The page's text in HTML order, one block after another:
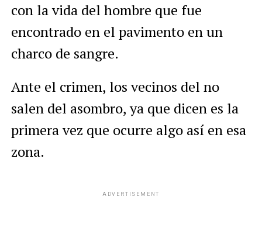
con la vida del hombre que fue
encontrado en el pavimento en un
charco de sangre.
Ante el crimen, los vecinos del no
salen del asombro, ya que dicen es la
primera vez que ocurre algo así en esa
zona.
ADVERTISEMENT